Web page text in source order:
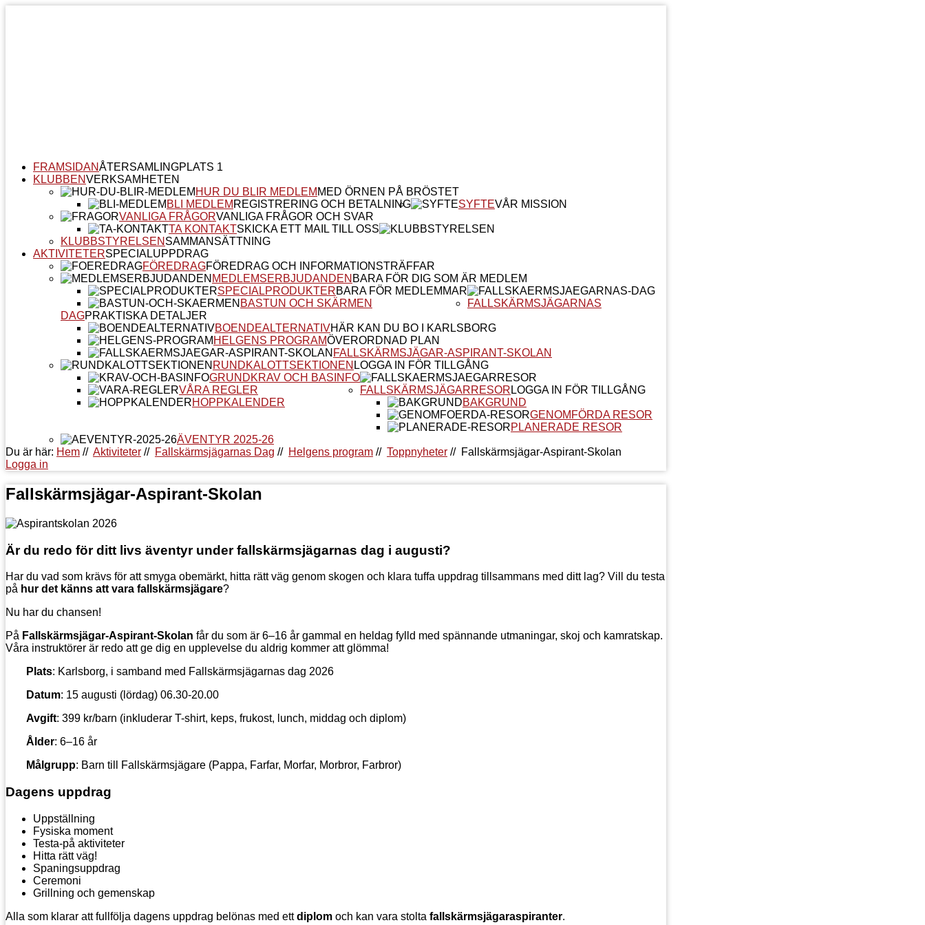
FRAMSIDANÅTERSAMLINGPLATS 1
KLUBBENVERKSAMHETEN
HUR DU BLIR MEDLEM MED ÖRNEN PÅ BRÖSTET
BLI MEDLEM REGISTRERING OCH BETALNING SYFTEVÅR MISSION
VANLIGA FRÅGORVANLIGA FRÅGOR OCH SVAR
TA KONTAKTSKICKA ETT MAIL TILL OSS
KLUBBSTYRELSEN SAMMANSÄTTNING
AKTIVITETERSPECIALUPPDRAG
FÖREDRAGFÖREDRAG OCH INFORMATIONSTRÄFFAR
MEDLEMSERBJUDANDEN BARA FÖR DIG SOM ÄR MEDLEM
SPECIALPRODUKTERBARA FÖR MEDLEMMAR
BASTUN OCH SKÄRMEN
FALLSKÄRMSJÄGARNAS
DAGPRAKTISKA DETALJER
BOENDEALTERNATIVHÄR KAN DU BO I KARLSBORG
HELGENS PROGRAMÖVERORDNAD PLAN
FALLSKÄRMSJÄGAR-ASPIRANT-SKOLAN
RUNDKALOTTSEKTIONEN LOGGA IN FÖR TILLGÅNG
GRUNDKRAV OCH BASINFO
VÅRA REGLER
HOPPKALENDER
FALLSKÄRMSJÄGARRESOR LOGGA IN FÖR TILLGÅNG
BAKGRUND
GENOMFÖRDA RESOR
PLANERADE RESOR
ÄVENTYR 2025-26
Du är här: Hem // Aktiviteter // Fallskärmsjägarnas Dag // Helgens program // Toppnyheter // Fallskärmsjägar-Aspirant-Skolan
Logga in
Fallskärmsjägar-Aspirant-Skolan
Är du redo för ditt livs äventyr under fallskärmsjägarnas dag i augusti?
Har du vad som krävs för att smyga obemärkt, hitta rätt väg genom skogen och klara tuffa uppdrag tillsammans med ditt lag? Vill du testa
på hur det känns att vara fallskärmsjägare?
Nu har du chansen!
På Fallskärmsjägar-Aspirant-Skolan får du som är 6–16 år gammal en heldag fylld med spännande utmaningar, skoj och kamratskap.
Våra instruktörer är redo att ge dig en upplevelse du aldrig kommer att glömma!
Plats: Karlsborg, i samband med Fallskärmsjägarnas dag 2026
Datum: 15 augusti (lördag) 06.30-20.00
Avgift: 399 kr/barn (inkluderar T-shirt, keps, frukost, lunch, middag och diplom)
Ålder: 6–16 år
Målgrupp: Barn till Fallskärmsjägare (Pappa, Farfar, Morfar, Morbror, Farbror)
Dagens uppdrag
Uppställning
Fysiska moment
Testa-på aktiviteter
Hitta rätt väg!
Spaningsuppdrag
Ceremoni
Grillning och gemenskap
Alla som klarar att fullfölja dagens uppdrag belönas med ettdiplom och kan vara stolta fallskärmsjägaraspiranter.